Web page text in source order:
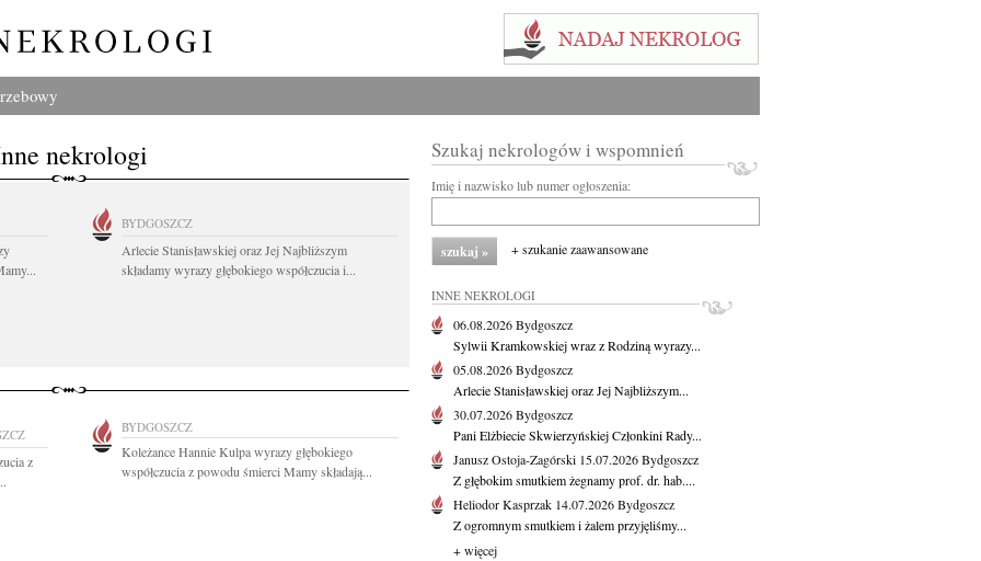
nekrologi
BYDGOSZCZ
Arlecie Stanisławskiej oraz Jej Najbliższym
składamy wyrazy głębokiego współczucia i...
z
BYDGOSZCZ
Koleżance Hannie Kulpa wyrazy głębokiego
współczucia z powodu śmierci Mamy składają...
Szukaj nekrologów i wspomnień
Imię i nazwisko lub numer ogłoszenia:
+ szukanie zaawansowane
INNE NEKROLOGI
06.08.2026Bydgoszcz
Sylwii Kramkowskiej wraz z Rodziną wyrazy...
05.08.2026Bydgoszcz
Arlecie Stanisławskiej oraz Jej Najbliższym...
30.07.2026Bydgoszcz
Pani Elżbiecie Skwierzyńskiej Członkini Rady...
Janusz Ostoja-Zagórski 15.07.2026Bydgoszcz
Z głębokim smutkiem żegnamy prof. dr. hab....
Heliodor Kasprzak 14.07.2026Bydgoszcz
Z ogromnym smutkiem i żalem przyjęliśmy...
+ więcej